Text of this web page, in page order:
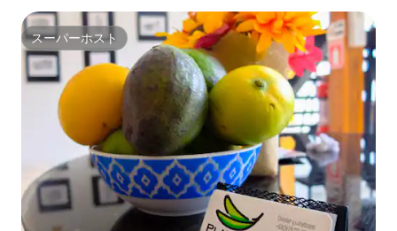
スーパーホスト
スーパーホスト